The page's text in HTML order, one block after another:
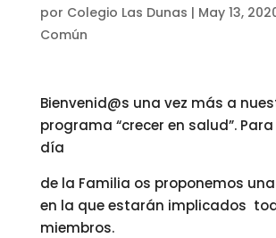
por Colegio Las Dunas | May 13,
Común
Bienvenid@s una vez más a
programa “crecer en salud”.
día
de la Familia os proponemos
en la que estarán implicados
miembros.